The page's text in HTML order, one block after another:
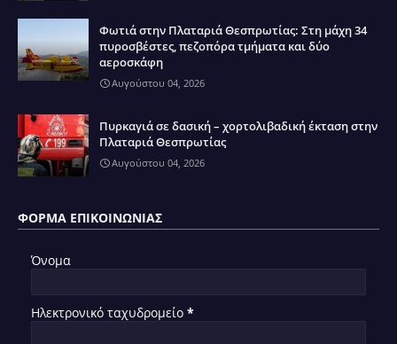
Φωτιά στην Πλαταριά Θεσπρωτίας: Στη μάχη 34
πυροσβέστες, πεζοπόρα τμήματα και δύο
αεροσκάφη
Αυγούστου 04, 2026
Πυρκαγιά σε δασική – χορτολιβαδική έκταση στην
Πλαταριά Θεσπρωτίας
Αυγούστου 04, 2026
ΦΌΡΜΑ ΕΠΙΚΟΙΝΩΝΊΑΣ
Όνομα
Ηλεκτρονικό ταχυδρομείο *